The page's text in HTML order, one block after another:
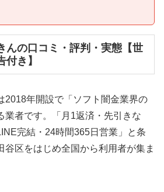
んの口コミ・評判・実態【世
付き】
2018年開設で「ソフト闇金業界の
業者です。「月1返済・先引きな
完結・24時間365日営業」と条
谷区をはじめ全国から利用者が集ま